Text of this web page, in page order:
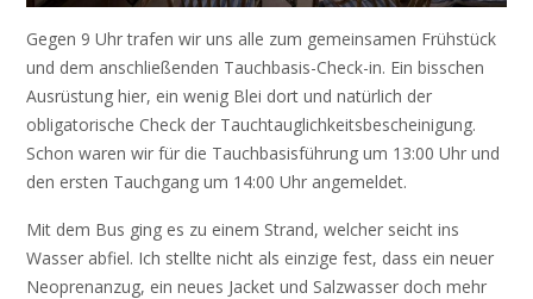
Gegen 9 Uhr trafen wir uns alle zum gemeinsamen Frühstück
und dem anschließenden Tauchbasis-Check-in. Ein bisschen
Ausrüstung hier, ein wenig Blei dort und natürlich der
obligatorische Check der Tauchtauglichkeitsbescheinigung.
Schon waren wir für die Tauchbasisführung um 13:00 Uhr und
den ersten Tauchgang um 14:00 Uhr angemeldet.
Mit dem Bus ging es zu einem Strand, welcher seicht ins
Wasser abfiel. Ich stellte nicht als einzige fest, dass ein neuer
Neoprenanzug, ein neues Jacket und Salzwasser doch mehr